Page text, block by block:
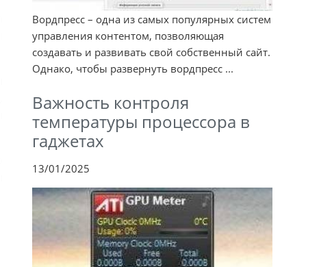
Вордпресс – одна из самых популярных систем
управления контентом, позволяющая
создавать и развивать свой собственный сайт.
Однако, чтобы развернуть вордпресс ...
Важность контроля
температуры процессора в
гаджетах
13/01/2025